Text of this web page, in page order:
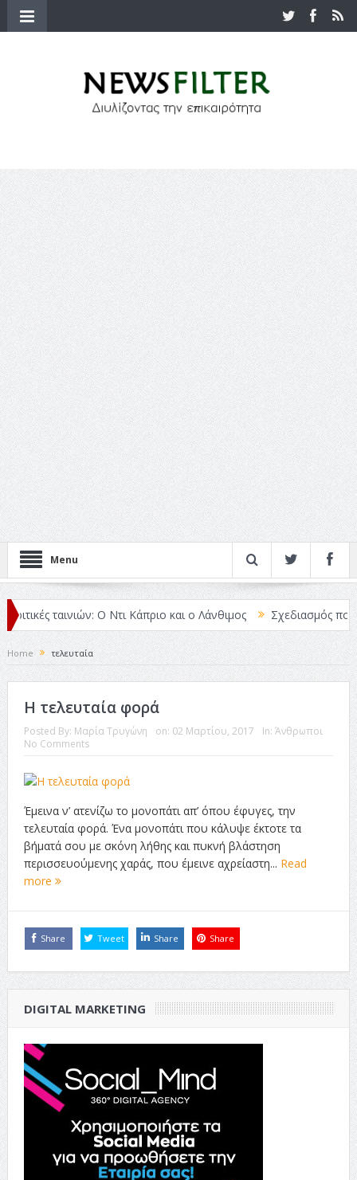
Menu
ταινιών: Ο Ντι Κάπριο και ο Λάνθιμος Σχεδιασμός που
Home τελευταία
Η τελευταία φορά
Posted By: Μαρία Τρυγώνη on: 02 Μαρτίου, 2017 In: Άνθρωποι
No Comments
Έμεινα ν’ ατενίζω το μονοπάτι απ’ όπου έφυγες, την
τελευταία φορά. Ένα μονοπάτι που κάλυψε έκτοτε τα
βήματά σου με σκόνη λήθης και πυκνή βλάστηση
περισσευούμενης χαράς, που έμεινε αχρείαστη... Read
more
Share Tweet Share Share
DIGITAL MARKETING